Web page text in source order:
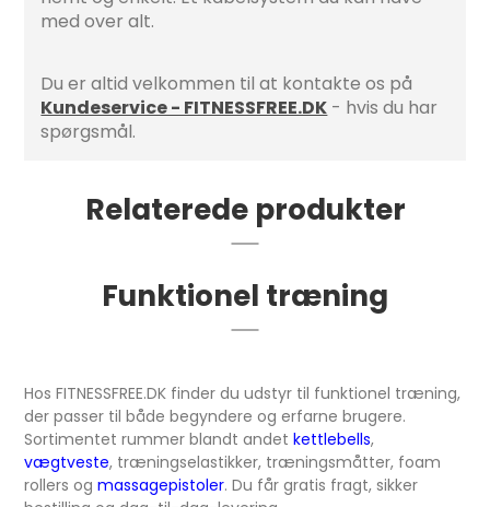
med over alt.
Du er altid velkommen til at kontakte os på
Kundeservice - FITNESSFREE.DK - hvis du har
spørgsmål.
Relaterede produkter
Funktionel træning
Hos FITNESSFREE.DK finder du udstyr til funktionel træning,
der passer til både begyndere og erfarne brugere.
Sortimentet rummer blandt andetkettlebells,
vægtveste, træningselastikker, træningsmåtter, foam
rollers ogmassagepistoler. Du får gratis fragt, sikker